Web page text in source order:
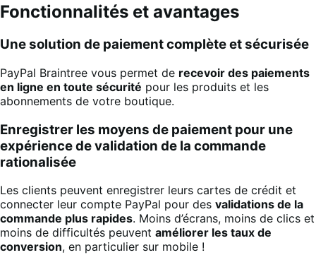
Fonctionnalités et avantages
Une solution de paiement complète et sécurisée
PayPal Braintree vous permet de recevoir des paiements
en ligne en toute sécurité pour les produits et les
abonnements de votre boutique.
Enregistrer les moyens de paiement pour une
expérience de validation de la commande
rationalisée
Les clients peuvent enregistrer leurs cartes de crédit et
connecter leur compte PayPal pour des validations de la
commande plus rapides. Moins d’écrans, moins de clics et
moins de difficultés peuvent améliorer les taux de
conversion, en particulier sur mobile !